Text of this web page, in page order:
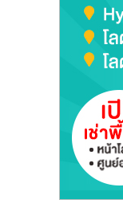
ไชส์,